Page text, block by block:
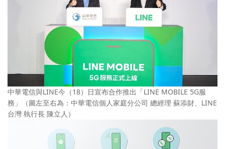
中華電信與LINE今（18）日宣布合作推出「LINE MOBILE 5G服
務」（圖左至右為：中華電信個人家庭分公司 總經理 蘇添財、LINE
台灣 執行長 陳立人）